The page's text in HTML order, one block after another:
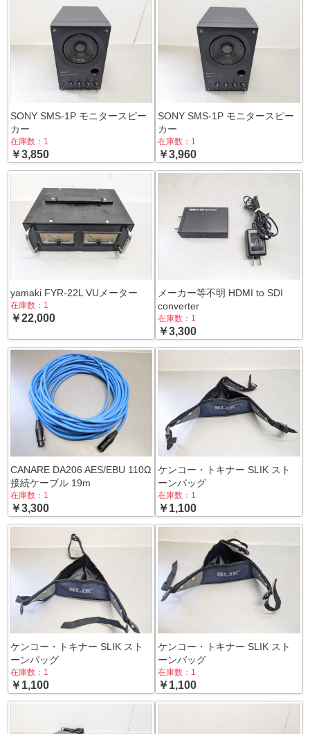
SONY SMS-1P モニタースピー
カー
在庫数：1
￥3,850
SONY SMS-1P モニタースピー
カー
在庫数：1
￥3,960
yamaki FYR-22L VUメーター
在庫数：1
￥22,000
メーカー等不明 HDMI to SDI
converter
在庫数：1
￥3,300
CANARE DA206 AES/EBU 110Ω
接続ケーブル 19m
在庫数：1
￥3,300
ケンコー・トキナー SLIK スト
ーンバッグ
在庫数：1
￥1,100
ケンコー・トキナー SLIK スト
ーンバッグ
在庫数：1
￥1,100
ケンコー・トキナー SLIK スト
ーンバッグ
在庫数：1
￥1,100